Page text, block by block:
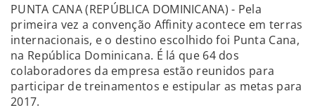
PUNTA CANA (REPÚBLICA DOMINICANA) - Pela
primeira vez a convenção Affinity acontece em terras
internacionais, e o destino escolhido foi Punta Cana,
na República Dominicana. É lá que 64 dos
colaboradores da empresa estão reunidos para
participar de treinamentos e estipular as metas para
2017.